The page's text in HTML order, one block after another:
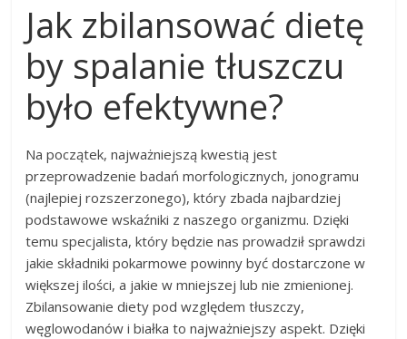
Jak zbilansować dietę
by spalanie tłuszczu
było efektywne?
Na początek, najważniejszą kwestią jest
przeprowadzenie badań morfologicznych, jonogramu
(najlepiej rozszerzonego), który zbada najbardziej
podstawowe wskaźniki z naszego organizmu. Dzięki
temu specjalista, który będzie nas prowadził sprawdzi
jakie składniki pokarmowe powinny być dostarczone w
większej ilości, a jakie w mniejszej lub nie zmienionej.
Zbilansowanie diety pod względem tłuszczy,
węglowodanów i białka to najważniejszy aspekt. Dzięki